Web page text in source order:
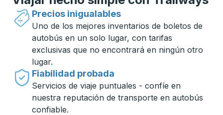
Precios inigualables
Uno de los mejores inventarios de boletos de
autobús en un solo lugar, con tarifas
exclusivas que no encontrará en ningún otro
lugar.
Fiabilidad probada
Servicios de viaje puntuales - confíe en
nuestra reputación de transporte en autobús
confiable.